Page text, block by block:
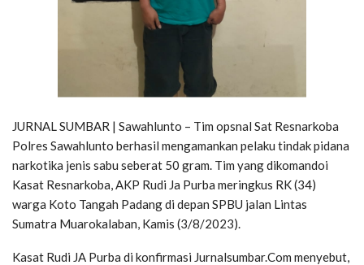
JURNAL SUMBAR | Sawahlunto – Tim opsnal Sat Resnarkoba
Polres Sawahlunto berhasil mengamankan pelaku tindak pidana
narkotika jenis sabu seberat 50 gram. Tim yang dikomandoi
Kasat Resnarkoba, AKP Rudi Ja Purba meringkus RK (34)
warga Koto Tangah Padang di depan SPBU jalan Lintas
Sumatra Muarokalaban, Kamis (3/8/2023).
Kasat Rudi JA Purba di konfirmasi Jurnalsumbar.Com menyebut,